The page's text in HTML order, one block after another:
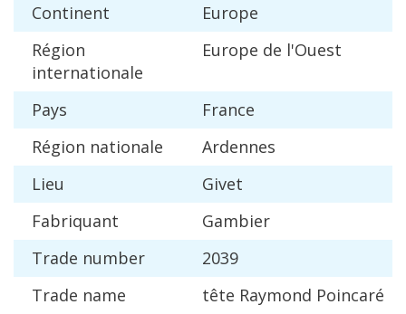
Continent
Europe
Région
internationale
Europe de l'Ouest
Pays
France
Région nationale
Ardennes
Lieu
Givet
Fabriquant
Gambier
Trade number
2039
Trade name tête Raymond Poincaré